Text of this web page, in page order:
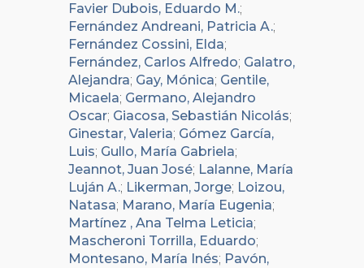
Favier Dubois, Eduardo M.;
Fernández Andreani, Patricia A.;
Fernández Cossini, Elda;
Fernández, Carlos Alfredo; Galatro,
Alejandra; Gay, Mónica; Gentile,
Micaela; Germano, Alejandro
Oscar; Giacosa, Sebastián Nicolás;
Ginestar, Valeria; Gómez García,
Luis; Gullo, María Gabriela;
Jeannot, Juan José; Lalanne, María
Luján A.; Likerman, Jorge; Loizou,
Natasa; Marano, María Eugenia;
Martínez , Ana Telma Leticia;
Mascheroni Torrilla, Eduardo;
Montesano, María Inés; Pavón,